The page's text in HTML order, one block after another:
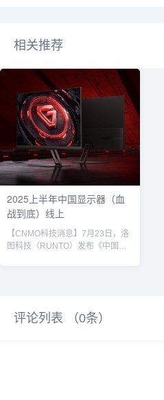
相关推荐
2025上半年中国显示器（血
战到底）线上
【CNMO科技消息】7月23日，洛
图科技（RUNTO）发布《中国大
三。显示器据CNMO了解，2025
评论列表 （0条）